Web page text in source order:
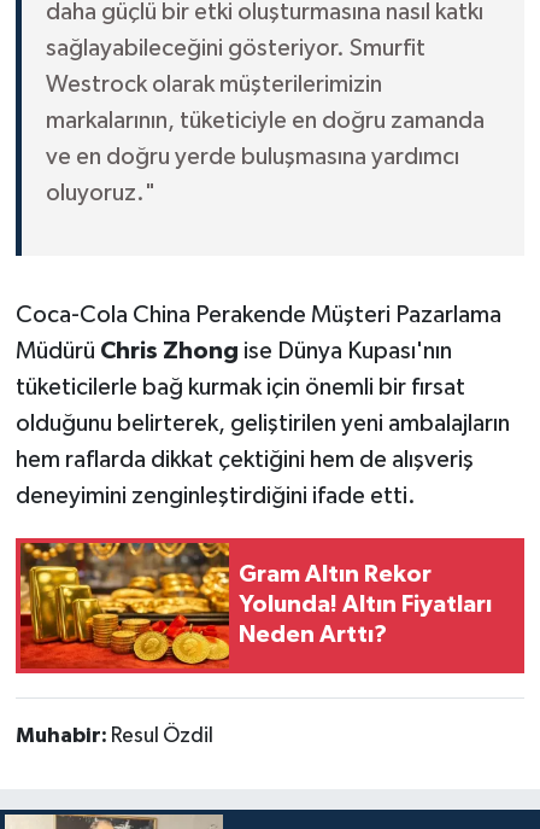
daha güçlü bir etki oluşturmasına nasıl katkı
sağlayabileceğini gösteriyor. Smurfit
Westrock olarak müşterilerimizin
markalarının, tüketiciyle en doğru zamanda
ve en doğru yerde buluşmasına yardımcı
oluyoruz."
Coca-Cola China Perakende Müşteri Pazarlama
Müdürü Chris Zhong ise Dünya Kupası'nın
tüketicilerle bağ kurmak için önemli bir fırsat
olduğunu belirterek, geliştirilen yeni ambalajların
hem raflarda dikkat çektiğini hem de alışveriş
deneyimini zenginleştirdiğini ifade etti.
Gram Altın Rekor
Yolunda! Altın Fiyatları
Neden Arttı?
Muhabir: Resul Özdil